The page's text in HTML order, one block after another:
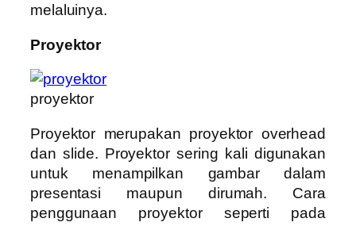
melaluinya.
Proyektor
proyektor
Proyektor merupakan proyektor overhead
dan slide. Proyektor sering kali digunakan
untuk menampilkan gambar dalam
presentasi maupun dirumah. Cara
penggunaan proyektor seperti pada